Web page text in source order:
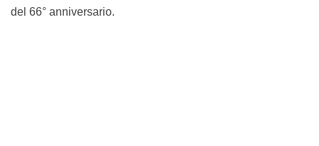
del 66° anniversario.